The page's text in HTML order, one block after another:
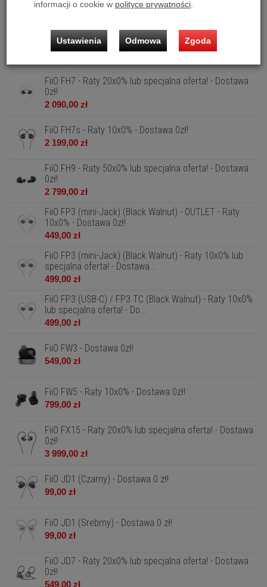
1 299,00 zł
FiiO FH5s (2024) Czarny - Raty 10x0% lub specjalna
oferta! - Dostawa 0zł!
FiiO FH7 - Raty 20x0% lub specjalna oferta! - Dostawa
0zł!
2 090,00 zł
FiiO FH7s - Raty 10x0% - Dostawa 0zł!
2 199,00 zł
FiiO FH9 - Raty 50x0% lub specjalna oferta! - Dostawa
0zł!
2 799,00 zł
FiiO FP3 (mini-Jack) (Black Walnut) - OUTLET - Raty
10x0% - Dostawa 0zł!
449,00 zł
FiiO FP3 (mini-Jack) (Black Walnut) - Raty 10x0% lub
specjalna oferta! - Dostawa...
499,00 zł
FiiO FP3 (USB-C) / FP3 TC (Black Walnut) - Raty 10x0%
lub specjalna oferta! - Do...
499,00 zł
FiiO FW3 - Dostawa 0zł!
549,00 zł
FiiO FW5 - Raty 10x0% - Dostawa 0zł!
799,00 zł
FiiO FX15 - Raty 20x0% lub specjalna oferta! - Dostawa
0zł!
3 999,00 zł
FiiO JD1 (Czarny) - Dostawa 0 zł!
99,00 zł
FiiO JD1 (Srebrny) - Dostawa 0 zł!
99,00 zł
FiiO JD7 - Raty 20x0% lub specjalna oferta! - Dostawa
0zł!
549,00 zł
informacji o cookie w polityce prywatności
Ustawienia Odmowa Zgoda